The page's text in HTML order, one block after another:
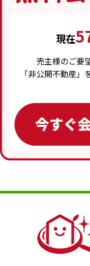
現在
売主様のご要
「非公開不動産